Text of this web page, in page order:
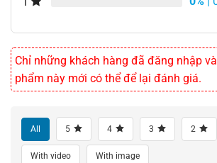
Chỉ những khách hàng đã đăng nhập
phẩm này mới có thể để lại đánh giá.
All 5 4 3 2
With video With image